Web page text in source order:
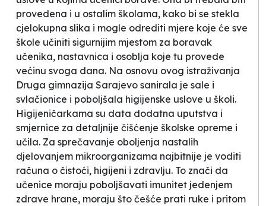
provedena i u ostalim školama, kako bi se stekla
cjelokupna slika i mogle odrediti mjere koje će sve
škole učiniti sigurnijim mjestom za boravak
učenika, nastavnica i osoblja koje tu provede
većinu svoga dana. Na osnovu ovog istraživanja
Druga gimnazija Sarajevo sanirala je sale i
svlačionice i poboljšala higijenske uslove u školi.
Higijeničarkama su data dodatna uputstva i
smjernice za detaljnije čišćenje školske opreme i
učila. Za sprečavanje oboljenja nastalih
djelovanjem mikroorganizama najbitnije je voditi
računa o čistoći, higijeni i zdravlju. To znači da
učenice moraju poboljšavati imunitet jedenjem
zdrave hrane, moraju što češće prati ruke i pritom